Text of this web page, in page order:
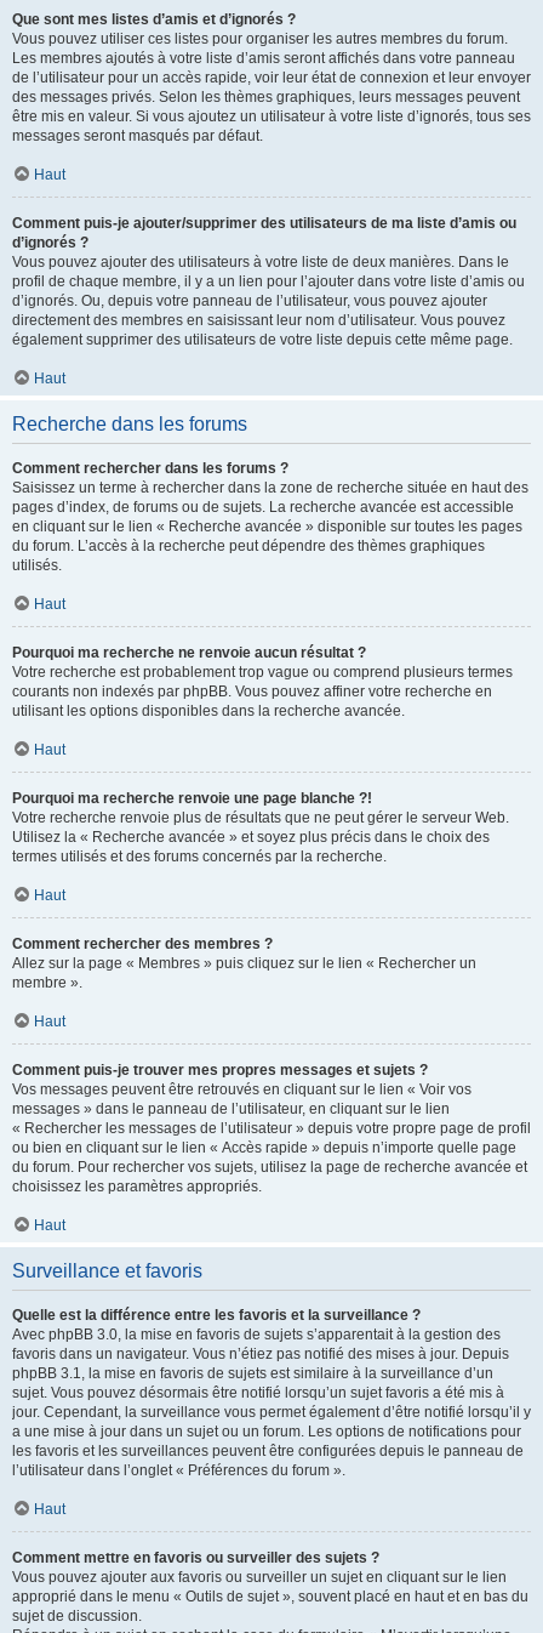
Que sont mes listes d’amis et d’ignorés ?
Vous pouvez utiliser ces listes pour organiser les autres membres du forum.
Les membres ajoutés à votre liste d’amis seront affichés dans votre panneau
de l’utilisateur pour un accès rapide, voir leur état de connexion et leur envoyer
des messages privés. Selon les thèmes graphiques, leurs messages peuvent
être mis en valeur. Si vous ajoutez un utilisateur à votre liste d’ignorés, tous ses
messages seront masqués par défaut.
Haut
Comment puis-je ajouter/supprimer des utilisateurs de ma liste d’amis ou
d’ignorés ?
Vous pouvez ajouter des utilisateurs à votre liste de deux manières. Dans le
profil de chaque membre, il y a un lien pour l’ajouter dans votre liste d’amis ou
d’ignorés. Ou, depuis votre panneau de l’utilisateur, vous pouvez ajouter
directement des membres en saisissant leur nom d’utilisateur. Vous pouvez
également supprimer des utilisateurs de votre liste depuis cette même page.
Haut
Recherche dans les forums
Comment rechercher dans les forums ?
Saisissez un terme à rechercher dans la zone de recherche située en haut des
pages d’index, de forums ou de sujets. La recherche avancée est accessible
en cliquant sur le lien « Recherche avancée » disponible sur toutes les pages
du forum. L’accès à la recherche peut dépendre des thèmes graphiques
utilisés.
Haut
Pourquoi ma recherche ne renvoie aucun résultat ?
Votre recherche est probablement trop vague ou comprend plusieurs termes
courants non indexés par phpBB. Vous pouvez affiner votre recherche en
utilisant les options disponibles dans la recherche avancée.
Haut
Pourquoi ma recherche renvoie une page blanche ?!
Votre recherche renvoie plus de résultats que ne peut gérer le serveur Web.
Utilisez la « Recherche avancée » et soyez plus précis dans le choix des
termes utilisés et des forums concernés par la recherche.
Haut
Comment rechercher des membres ?
Allez sur la page « Membres » puis cliquez sur le lien « Rechercher un
membre ».
Haut
Comment puis-je trouver mes propres messages et sujets ?
Vos messages peuvent être retrouvés en cliquant sur le lien « Voir vos
messages » dans le panneau de l’utilisateur, en cliquant sur le lien
« Rechercher les messages de l’utilisateur » depuis votre propre page de profil
ou bien en cliquant sur le lien « Accès rapide » depuis n’importe quelle page
du forum. Pour rechercher vos sujets, utilisez la page de recherche avancée et
choisissez les paramètres appropriés.
Haut
Surveillance et favoris
Quelle est la différence entre les favoris et la surveillance ?
Avec phpBB 3.0, la mise en favoris de sujets s’apparentait à la gestion des
favoris dans un navigateur. Vous n’étiez pas notifié des mises à jour. Depuis
phpBB 3.1, la mise en favoris de sujets est similaire à la surveillance d’un
sujet. Vous pouvez désormais être notifié lorsqu’un sujet favoris a été mis à
jour. Cependant, la surveillance vous permet également d’être notifié lorsqu’il y
a une mise à jour dans un sujet ou un forum. Les options de notifications pour
les favoris et les surveillances peuvent être configurées depuis le panneau de
l’utilisateur dans l’onglet « Préférences du forum ».
Haut
Comment mettre en favoris ou surveiller des sujets ?
Vous pouvez ajouter aux favoris ou surveiller un sujet en cliquant sur le lien
approprié dans le menu « Outils de sujet », souvent placé en haut et en bas du
sujet de discussion.